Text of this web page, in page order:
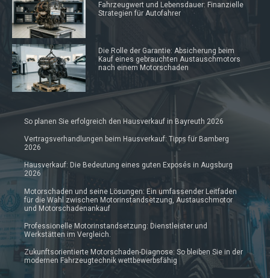
Fahrzeugwert und Lebensdauer: Finanzielle
Strategien für Autofahrer
Die Rolle der Garantie: Absicherung beim
Kauf eines gebrauchten Austauschmotors
nach einem Motorschaden
So planen Sie erfolgreich den Hausverkauf in Bayreuth 2026
Vertragsverhandlungen beim Hausverkauf: Tipps für Bamberg
2026
Hausverkauf: Die Bedeutung eines guten Exposés in Augsburg
2026
Motorschaden und seine Lösungen: Ein umfassender Leitfaden
für die Wahl zwischen Motorinstandsetzung, Austauschmotor
und Motorschadenankauf
Professionelle Motorinstandsetzung: Dienstleister und
Werkstätten im Vergleich.
Zukunftsorientierte Motorschaden-Diagnose: So bleiben Sie in der
modernen Fahrzeugtechnik wettbewerbsfähig